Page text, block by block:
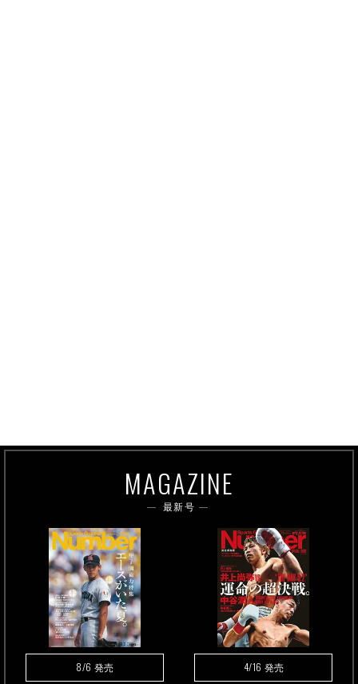
MAGAZINE
最新号
8/6 発売 4/16 発売